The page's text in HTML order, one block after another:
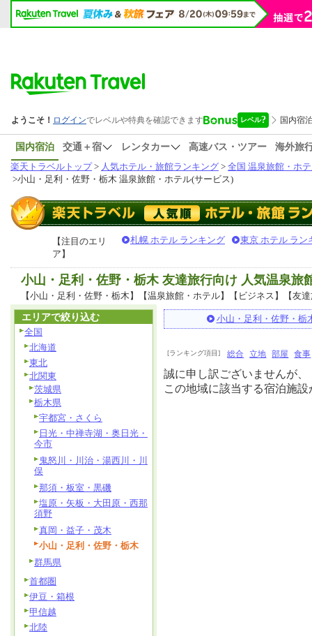
国内宿泊 交通＋宿 レンタカー 高速バス・ツアー
海外旅
楽天トラベルトップ> 人気ホテル・旅館ランキング > 全国 温泉旅館・ホ
>小山・足利・佐野・栃木 温泉旅館・ホテル(サービス)
【注目のエリ
ア】
札幌 ホテル ランキング 東京 ホテル ラン
小山・足利・佐野・栃木 友達旅行向け 人気温泉
【小山・足利・佐野・栃木】【温泉旅館・ホテル】【ビジネス】【友
小山・足利・佐野・栃
[ランキング項目] 総合 立地 部屋 食事
誠に申し訳ございませんが、
この地域に該当する宿泊施
エリアで絞り込む
全国
北海道
東北
北関東
茨城県
栃木県
宇都宮・さくら
日光・中禅寺湖・奥日光・
今市
鬼怒川・川治・湯西川・川
俣
那須・板室・黒磯
塩原・矢板・大田原・西那
須野
真岡・益子・茂木
小山・足利・佐野・栃木
群馬県
首都圏
伊豆・箱根
甲信越
北陸